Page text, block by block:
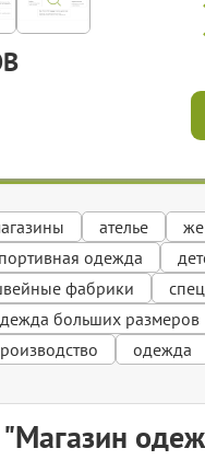
ателье
одежда
фабрики
больших размеров
одежда